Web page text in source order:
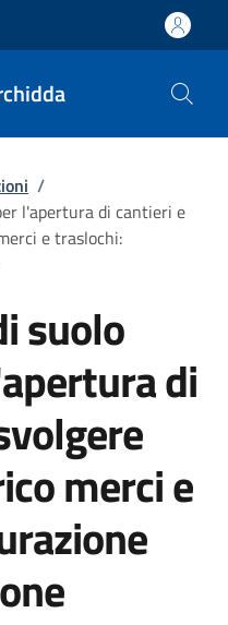
/
l'apertura di cantieri e
e traslochi:
suolo
di
merci e